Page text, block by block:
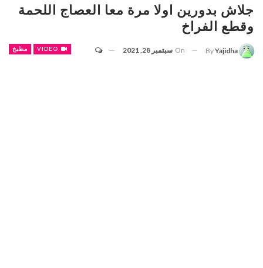
جلاش بدورين اولا مرة معا العصاج اللحمة
وقطع الفراخ
مطبخ ByYajidha
On سبتمبر 28, 2021